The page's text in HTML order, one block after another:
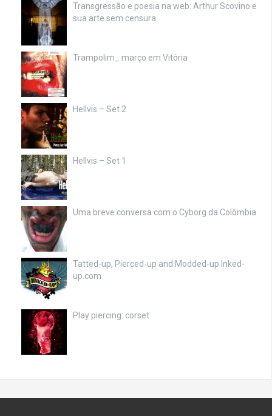
Transgressão e poesia na web: Arthur Scovino e
sua arte sem censura
Trampolim_ março em Vitória
Hellvis – Set 2
Hellvis – Set 1
Uma breve conversa com o Cyborg da Colômbia
Tatted-up, Pierced-up and Modded-up Inked-
up.com
Play piercing: corset